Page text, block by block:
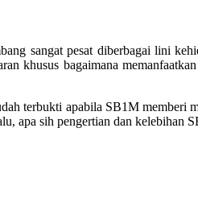
sangat pesat diberbagai lini
khusus bagaimana
terbukti apabila SB1M memberi
apa sih pengertian dan kelebihan